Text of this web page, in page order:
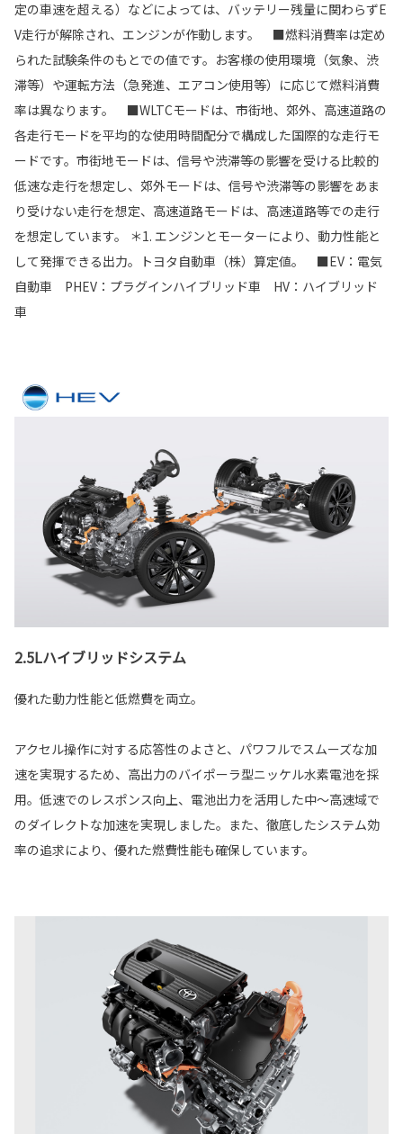
定の車速を超える）などによっては、バッテリー残量に関わらずE
V走行が解除され、エンジンが作動します。 ■燃料消費率は定め
られた試験条件のもとでの値です。お客様の使用環境（気象、渋
滞等）や運転方法（急発進、エアコン使用等）に応じて燃料消費
率は異なります。 ■WLTCモードは、市街地、郊外、高速道路の
各走行モードを平均的な使用時間配分で構成した国際的な走行モ
ードです。市街地モードは、信号や渋滞等の影響を受ける比較的
低速な走行を想定し、郊外モードは、信号や渋滞等の影響をあま
り受けない走行を想定、高速道路モードは、高速道路等での走行
を想定しています。 ＊1. エンジンとモーターにより、動力性能と
して発揮できる出力。トヨタ自動車（株）算定値。 ■EV：電気
自動車 PHEV：プラグインハイブリッド車 HV：ハイブリッド
車
2.5Lハイブリッドシステム
優れた動力性能と低燃費を両立。
アクセル操作に対する応答性のよさと、パワフルでスムーズな加
速を実現するため、高出力のバイポーラ型ニッケル水素電池を採
用。低速でのレスポンス向上、電池出力を活用した中～高速域で
のダイレクトな加速を実現しました。また、徹底したシステム効
率の追求により、優れた燃費性能も確保しています。